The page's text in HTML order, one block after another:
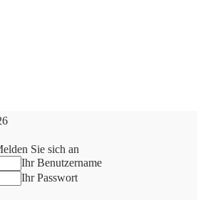
Sie sich an
Ihr Benutzername
Ihr Passwort